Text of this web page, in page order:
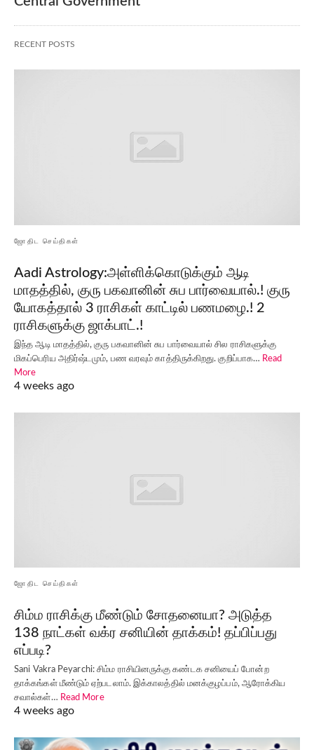
RECENT POSTS
ஜோதிட செய்திகள்
Aadi Astrology:அள்ளிக்கொடுக்கும் ஆடி
மாதத்தில், குரு பகவானின் சுப பார்வையால்.! குரு
யோகத்தால் 3 ராசிகள் காட்டில் பணமழை.! 2
ராசிகளுக்கு ஜாக்பாட்.!
இந்த ஆடி மாதத்தில், குரு பகவானின் சுப பார்வையால் சில ராசிகளுக்கு
மிகப்பெரிய அதிர்ஷ்டமும், பண வரவும் காத்திருக்கிறது. குறிப்பாக… Read
More
4 weeks ago
ஜோதிட செய்திகள்
சிம்ம ராசிக்கு மீண்டும் சோதனையா? அடுத்த
138 நாட்கள் வக்ர சனியின் தாக்கம்! தப்பிப்பது
எப்படி?
Sani Vakra Peyarchi: சிம்ம ராசியினருக்கு கண்டக சனியைப் போன்ற
தாக்கங்கள் மீண்டும் ஏற்படலாம். இக்காலத்தில் மனக்குழப்பம், ஆரோக்கிய
சவால்கள்… Read More
4 weeks ago